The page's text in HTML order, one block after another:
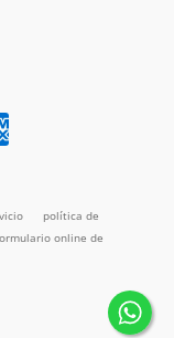
política de
online de